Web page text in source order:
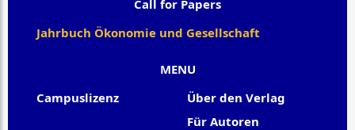
MENU
Campuslizenz
Über den Verlag
Für Autoren
Call for Papers
Jahrbuch Ökonomie und Gesellschaft